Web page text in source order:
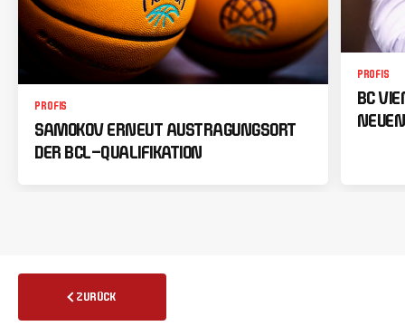
PROFIS
SAMOKOV ERNEUT AUSTRAGUNGSORT
DER BCL-QUALIFIKATION
PROFIS
BC
ZURÜCK